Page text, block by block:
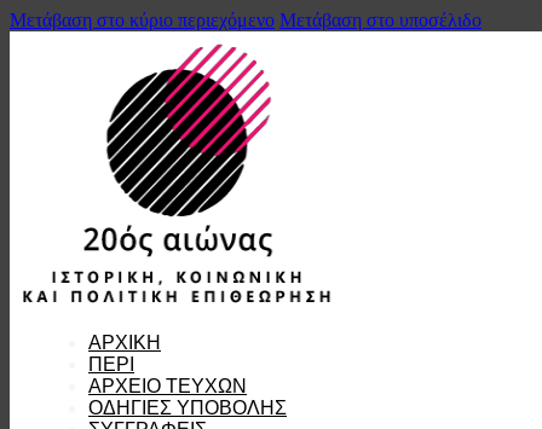
Μετάβαση στο κύριο περιεχόμενο Μετάβαση στο υποσέλιδο
ΑΡΧΙΚΗ
ΠΕΡΙ
ΑΡΧΕΙΟ ΤΕΥΧΩΝ
ΟΔΗΓΙΕΣ ΥΠΟΒΟΛΗΣ